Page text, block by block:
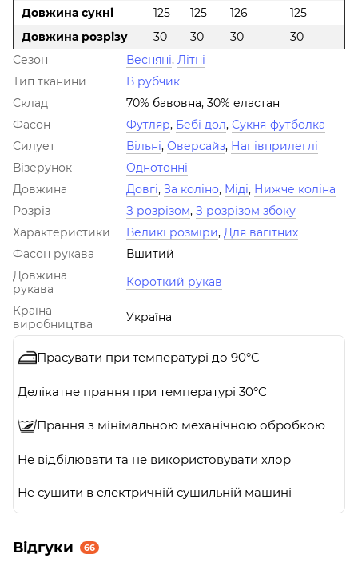
Довжина сукні 125 125 126
125
Довжина розрізу
30 30 30
30
Сезон
Весняні, Літні
Тип тканини
В рубчик
Склад
70% бавовна, 30% еластан
Фасон
Футляр, Бебі дол, Сукня-футболка
Силует
Вільні, Оверсайз, Напівприлеглі
Візерунок
Однотонні
Довжина
Довгі, За коліно, Міді, Нижче коліна
Розріз
З розрізом, З розрізом збоку
Характеристики
Великі розміри, Для вагітних
Фасон рукава
Вшитий
Довжина
рукава
Короткий рукав
Країна
виробництва
Україна
Прасувати при температурі до 90°C
Делікатне прання при температурі 30°C
Прання з мінімальною механічною обробкою
Не відбілювати та не використовувати хлор
Не сушити в електричній сушильній машині
Відгуки 66